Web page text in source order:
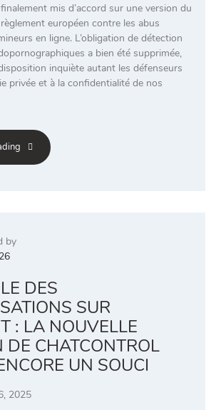
finalement mis d’accord sur une version du
européen contre les abus
en ligne. L’obligation de détection
a bien été supprimée,
inquiète autant les défenseurs
privée et à la confidentialité de nos
by
DES
SUR
: LA NOUVELLE
DE CHATCONTROL
UN SOUCI
2025